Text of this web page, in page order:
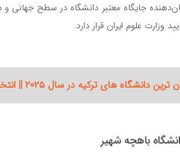
جایگاه معتبر دانشگاه در سطح جهانی و
وزارت علوم ایران قرار دارد.
ترین دانشگاه های ترکیه در سال ۲۰۲۵ || انتخاب‌های اقتصادی
باهچه شهیر